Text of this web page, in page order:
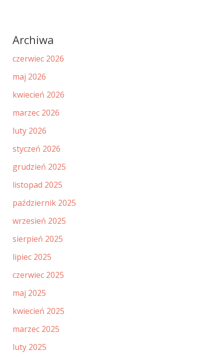
Archiwa
czerwiec 2026
maj 2026
kwiecień 2026
marzec 2026
luty 2026
styczeń 2026
grudzień 2025
listopad 2025
październik 2025
wrzesień 2025
sierpień 2025
lipiec 2025
czerwiec 2025
maj 2025
kwiecień 2025
marzec 2025
luty 2025